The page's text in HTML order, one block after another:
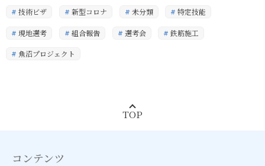
技術ビザ 新型コロナ 未分類 特定技能
現地選考 組合報告 選考会 鉄筋施工
魚沼プロジェクト
TOP
コンテンツ